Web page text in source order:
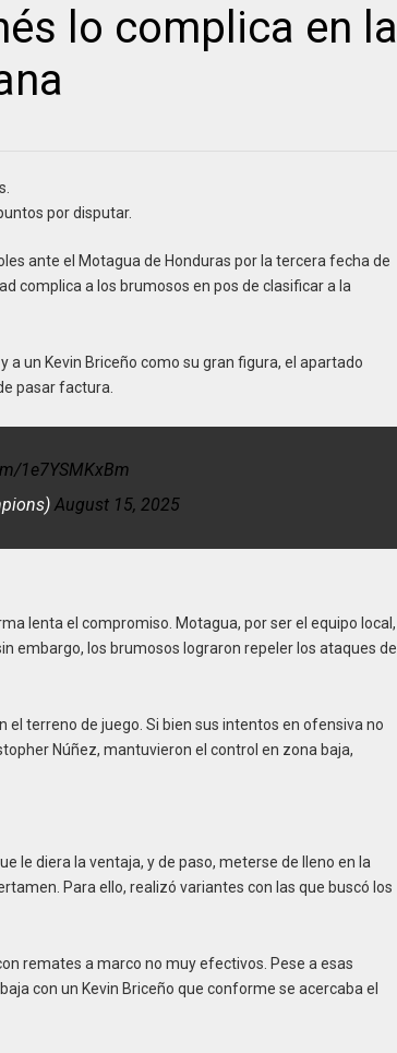
lo complica en la
por disputar.
ante el Motagua de Honduras por la tercera fecha de
complica a los brumosos en pos de clasificar a la
un Kevin Briceño como su gran figura, el apartado
pasar factura.
1e7YSMKxBm
August 15, 2025
lenta el compromiso. Motagua, por ser el equipo local,
embargo, los brumosos lograron repeler los ataques de
el terreno de juego. Si bien sus intentos en ofensiva no
Núñez, mantuvieron el control en zona baja,
le diera la ventaja, y de paso, meterse de lleno en la
Para ello, realizó variantes con las que buscó los
remates a marco no muy efectivos. Pese a esas
con un Kevin Briceño que conforme se acercaba el